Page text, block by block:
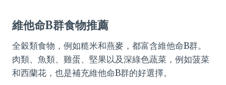
維他命B群食物推薦
全穀類食物，例如糙米和燕麥，都富含維他命B群。
肉類、魚類、雞蛋、堅果以及深綠色蔬菜，例如菠菜
和西蘭花，也是補充維他命B群的好選擇。